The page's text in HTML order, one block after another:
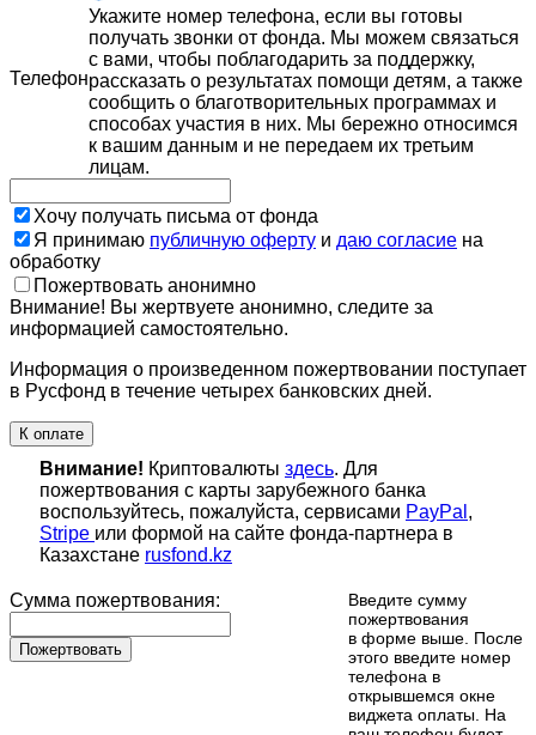
Телефон
Укажите номер телефона, если вы готовы
получать звонки от фонда. Мы можем связаться
с вами, чтобы поблагодарить за поддержку,
рассказать о результатах помощи детям, а также
сообщить о благотворительных программах и
способах участия в них. Мы бережно относимся
к вашим данным и не передаем их третьим
лицам.
Хочу получать письма от фонда
Я принимаю публичную оферту и даю согласие на
обработку
Пожертвовать анонимно
Внимание! Вы жертвуете анонимно, следите за
информацией самостоятельно.
Информация о произведенном пожертвовании поступает
в Русфонд в течение четырех банковских дней.
К оплате
Внимание! Криптовалюты здесь. Для
пожертвования с карты зарубежного банка
воспользуйтесь, пожалуйста, сервисами PayPal ,
Stripe или формой на сайте фонда-партнера в
Казахстане rusfond.kz
Сумма пожертвования:
Пожертвовать
Введите сумму
пожертвования
в форме выше. После
этого введите номер
телефона в
открывшемся окне
виджета оплаты. На